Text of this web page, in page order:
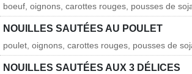
boeuf, oignons, carottes rouges, pousses de
NOUILLES SAUTÉES AU POULET
poulet, oignons, carottes rouges, pousses de
NOUILLES SAUTÉES AUX 3 DÉLICES